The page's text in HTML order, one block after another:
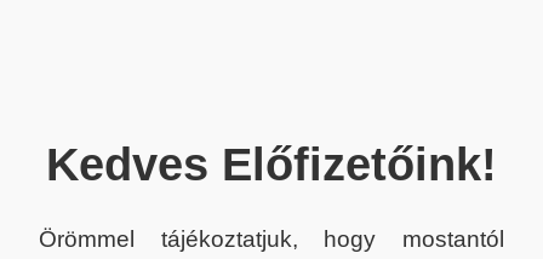
Kedves Előfizetőink!
Örömmel tájékoztatjuk, hogy mostantól